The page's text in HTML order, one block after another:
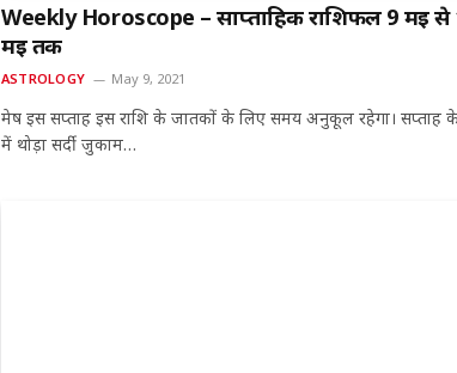
Weekly Horoscope – साप्ताहिक राशिफल 9 मई से
मई तक
ASTROLOGY May 9, 2021
मेष इस सप्ताह इस राशि के जातकों के लिए समय अनुकूल रहेगा। सप्ताह के
में थोड़ा सर्दी जुकाम…